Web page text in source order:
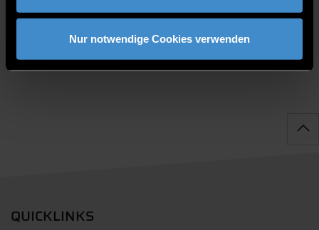
Nur notwendige Cookies verwenden
Montag, Mittwoch-Freitag: 08:00-13:00 Uhr
QUICKLINKS